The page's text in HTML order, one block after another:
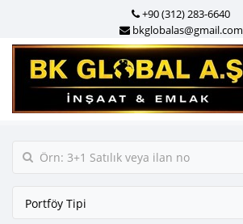
+90 (312) 283-6640
bkglobalas@gmail.com
Portföy Tipi